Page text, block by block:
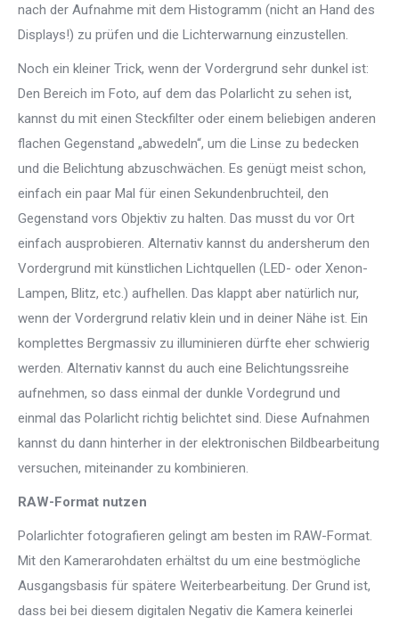
nach der Aufnahme mit dem Histogramm (nicht an Hand des
Displays!) zu prüfen und die Lichterwarnung einzustellen.
Noch ein kleiner Trick, wenn der Vordergrund sehr dunkel ist:
Den Bereich im Foto, auf dem das Polarlicht zu sehen ist,
kannst du mit einen Steckfilter oder einem beliebigen anderen
flachen Gegenstand „abwedeln“, um die Linse zu bedecken
und die Belichtung abzuschwächen. Es genügt meist schon,
einfach ein paar Mal für einen Sekundenbruchteil, den
Gegenstand vors Objektiv zu halten. Das musst du vor Ort
einfach ausprobieren. Alternativ kannst du andersherum den
Vordergrund mit künstlichen Lichtquellen (LED- oder Xenon-
Lampen, Blitz, etc.) aufhellen. Das klappt aber natürlich nur,
wenn der Vordergrund relativ klein und in deiner Nähe ist. Ein
komplettes Bergmassiv zu illuminieren dürfte eher schwierig
werden. Alternativ kannst du auch eine Belichtungssreihe
aufnehmen, so dass einmal der dunkle Vordegrund und
einmal das Polarlicht richtig belichtet sind. Diese Aufnahmen
kannst du dann hinterher in der elektronischen Bildbearbeitung
versuchen, miteinander zu kombinieren.
RAW-Format nutzen
Polarlichter fotografieren gelingt am besten im RAW-Format.
Mit den Kamerarohdaten erhältst du um eine bestmögliche
Ausgangsbasis für spätere Weiterbearbeitung. Der Grund ist,
dass bei bei diesem digitalen Negativ die Kamera keinerlei